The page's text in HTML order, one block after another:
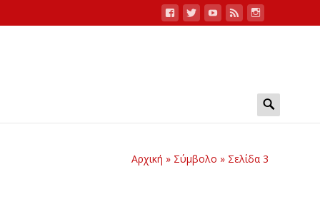
Search
for:
Αρχική » Σύμβολο » Σελίδα 3